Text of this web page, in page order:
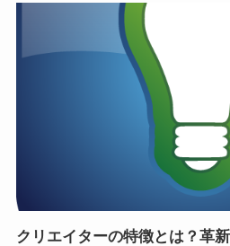
クリエイターの特徴とは？革